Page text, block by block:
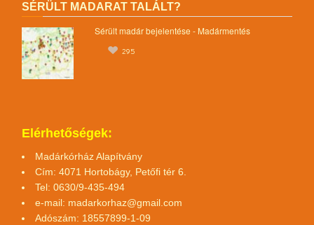
SÉRÜLT MADARAT TALÁLT?
Sérült madár bejelentése - Madármentés
295
Elérhetőségek:
Madárkórház Alapítvány
Cím: 4071 Hortobágy, Petőfi tér 6.
Tel: 0630/9-435-494
e-mail: madarkorhaz@gmail.com
Adószám: 18557899-1-09